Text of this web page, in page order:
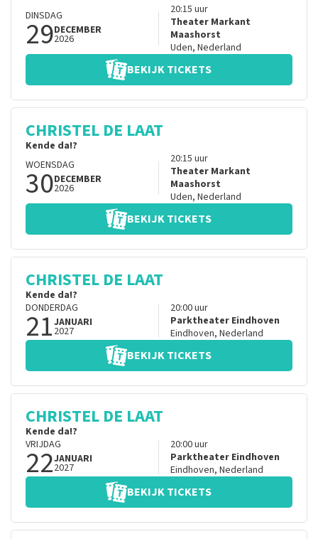
DINSDAG
29DECEMBER
2026
20:15 uur
Theater Markant
Maashorst
Uden, Nederland
BEKIJK TICKETS
CHRISTEL DE LAAT
Kende da!?
WOENSDAG
30DECEMBER
2026
20:15 uur
Theater Markant
Maashorst
Uden, Nederland
BEKIJK TICKETS
CHRISTEL DE LAAT
Kende da!?
DONDERDAG
21JANUARI
2027
20:00uur
Parktheater Eindhoven
Eindhoven, Nederland
BEKIJK TICKETS
CHRISTEL DE LAAT
Kende da!?
VRIJDAG
22JANUARI
2027
20:00uur
Parktheater Eindhoven
Eindhoven, Nederland
BEKIJK TICKETS